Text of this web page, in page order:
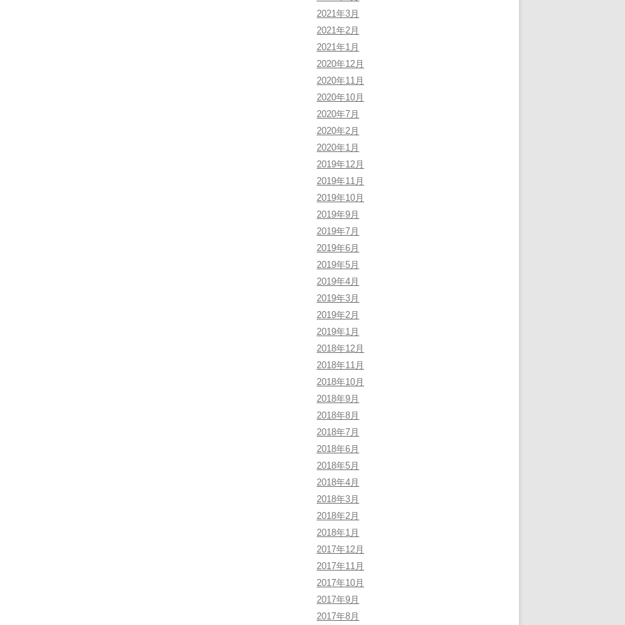
2021年3月
2021年2月
2021年1月
2020年12月
2020年11月
2020年10月
2020年7月
2020年2月
2020年1月
2019年12月
2019年11月
2019年10月
2019年9月
2019年7月
2019年6月
2019年5月
2019年4月
2019年3月
2019年2月
2019年1月
2018年12月
2018年11月
2018年10月
2018年9月
2018年8月
2018年7月
2018年6月
2018年5月
2018年4月
2018年3月
2018年2月
2018年1月
2017年12月
2017年11月
2017年10月
2017年9月
2017年8月